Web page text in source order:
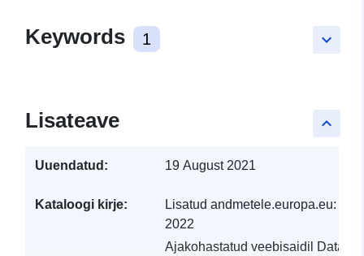
keyboard_arrow_down
Keywords 1
keyboard_arrow_up
Lisateave
Uuendatud: 19 August 2021
Kataloogi kirje: Lisatud andmetele.europa.eu:
2022
Ajakohastatud veebisaidil